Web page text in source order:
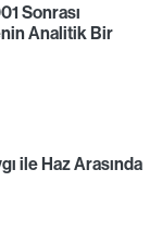
Sonrası
Analitik Bir
ile Haz Arasında